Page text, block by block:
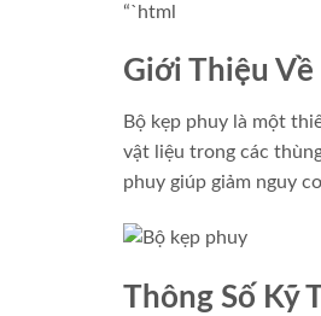
“`html
Giới Thiệu
Bộ kẹp phuy là một
vật liệu trong các
phuy giúp giảm nguy
Thông Số Kỹ